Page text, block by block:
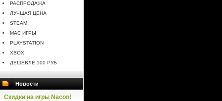
РАСПРОДАЖА
ЛУЧШАЯ ЦЕНА
STEAM
MAC ИГРЫ
PLAYSTATION
XBOX
ДЕШЕВЛЕ 100 РУБ
Новости
Скидки на игры Nacon!